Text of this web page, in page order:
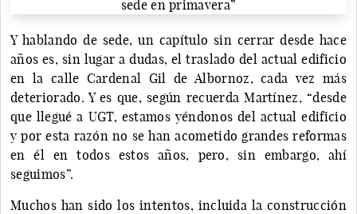
Y hablando de sede, un capítulo sin cerrar desde hace
años es, sin lugar a dudas, el traslado del actual edificio
en la calle Cardenal Gil de Albornoz, cada vez más
deteriorado. Y es que, según recuerda Martínez, “desde
que llegué a UGT, estamos yéndonos del actual edificio
y por esta razón no se han acometido grandes reformas
en él en todos estos años, pero, sin embargo, ahí
seguimos”.
Muchos han sido los intentos, incluida la construcción